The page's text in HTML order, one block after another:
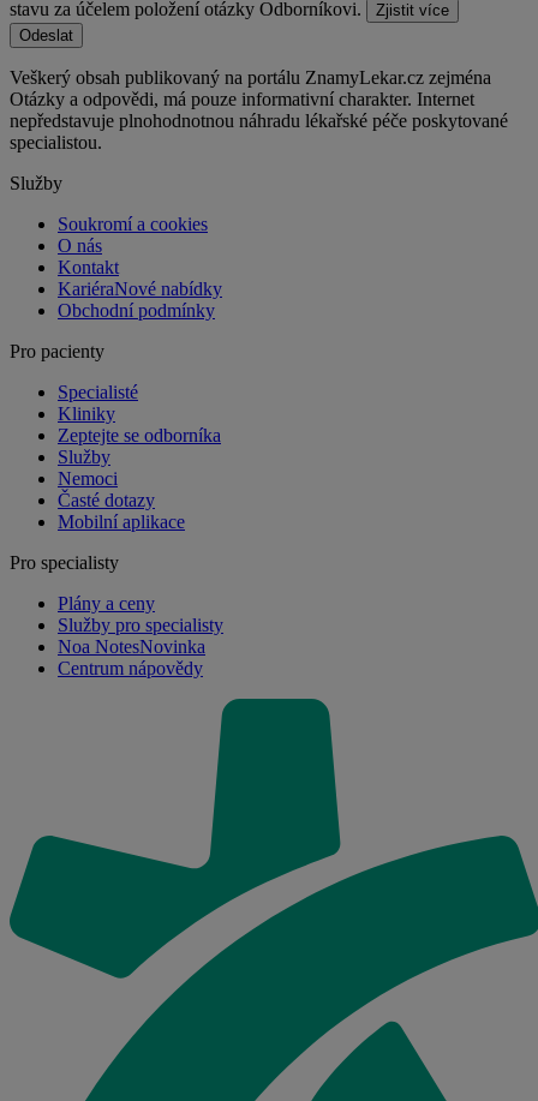
stavu za účelem položení otázky Odborníkovi.
Zjistit více
Odeslat
Veškerý obsah publikovaný na portálu ZnamyLekar.cz zejména
Otázky a odpovědi, má pouze informativní charakter. Internet
nepředstavuje plnohodnotnou náhradu lékařské péče poskytované
specialistou.
Služby
Soukromí a cookies
O nás
Kontakt
KariéraNové nabídky
Obchodní podmínky
Pro pacienty
Specialisté
Kliniky
Zeptejte se odborníka
Služby
Nemoci
Časté dotazy
Mobilní aplikace
Pro specialisty
Plány a ceny
Služby pro specialisty
Noa NotesNovinka
Centrum nápovědy